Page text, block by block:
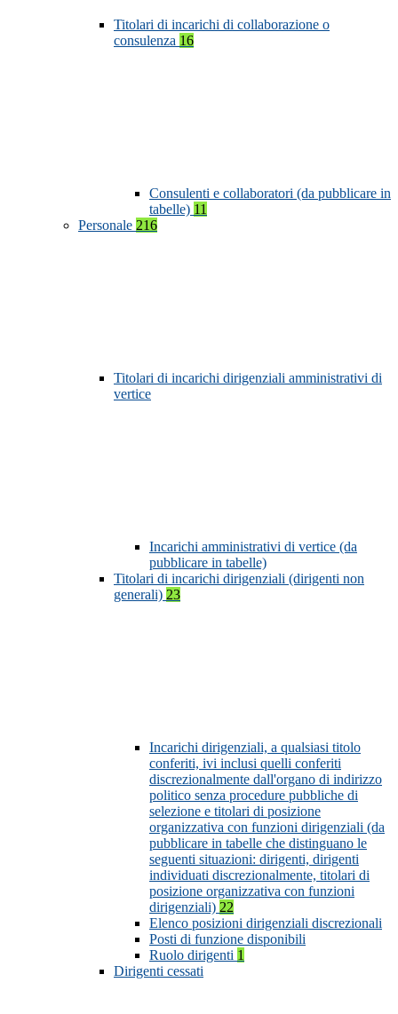
Titolari di incarichi di collaborazione o
consulenza 16
Consulenti e collaboratori (da pubblicare in
tabelle) 11
Personale 216
Titolari di incarichi dirigenziali amministrativi di
vertice
Incarichi amministrativi di vertice (da
pubblicare in tabelle)
Titolari di incarichi dirigenziali (dirigenti non
generali) 23
Incarichi dirigenziali, a qualsiasi titolo
conferiti, ivi inclusi quelli conferiti
discrezionalmente dall'organo di indirizzo
politico senza procedure pubbliche di
selezione e titolari di posizione
organizzativa con funzioni dirigenziali (da
pubblicare in tabelle che distinguano le
seguenti situazioni: dirigenti, dirigenti
individuati discrezionalmente, titolari di
posizione organizzativa con funzioni
dirigenziali) 22
Elenco posizioni dirigenziali discrezionali
Posti di funzione disponibili
Ruolo dirigenti 1
Dirigenti cessati